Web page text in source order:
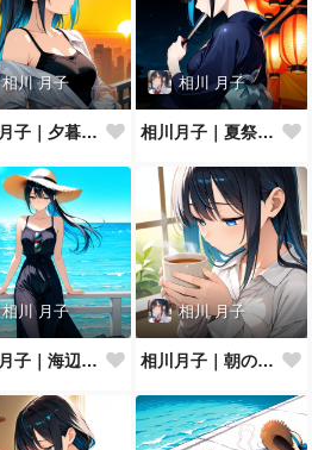
相川 月子
相川月子｜夕暮れのバルコニー
相川 月子
相川月子｜夏祭りの浴衣
相川 月子
相川月子｜海辺のリゾートワンピ
相川 月子
相川月子｜朝のハーブティー